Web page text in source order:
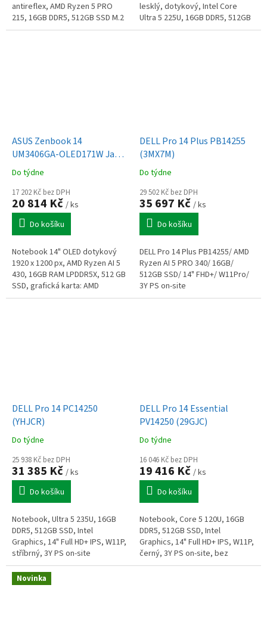
antireflex, AMD Ryzen 5 PRO
215, 16GB DDR5, 512GB SSD M.2
2280 PCIe 4.0x4 NVMe, integr.
lesklý, dotykový, Intel Core
Ultra 5 225U, 16GB DDR5, 512GB
SSD M.2 2242 PCIe 4.0x4 NVMe,
ASUS Zenbook 14
UM3406GA-OLED171W Jade
Black
Do týdne
17 202 Kč bez DPH
20 814 Kč / ks
Do košíku
Notebook 14" OLED dotykový
1920 x 1200 px, AMD Ryzen AI 5
430, 16GB RAM LPDDR5X, 512 GB
SSD, grafická karta: AMD
Radeon 840M Graphics,
DELL Pro 14 Plus PB14255
(3MX7M)
Do týdne
29 502 Kč bez DPH
35 697 Kč / ks
Do košíku
DELL Pro 14 Plus PB14255/ AMD
Ryzen AI 5 PRO 340/ 16GB/
512GB SSD/ 14" FHD+/ W11Pro/
3Y PS on-site
DELL Pro 14 PC14250
(YHJCR)
Do týdne
25 938 Kč bez DPH
31 385 Kč / ks
Do košíku
Notebook, Ultra 5 235U, 16GB
DDR5, 512GB SSD, Intel
Graphics, 14" Full HD+ IPS, W11P,
stříbrný, 3Y PS on-site
DELL Pro 14 Essential
PV14250 (29GJC)
Do týdne
16 046 Kč bez DPH
19 416 Kč / ks
Do košíku
Notebook, Core 5 120U, 16GB
DDR5, 512GB SSD, Intel
Graphics, 14" Full HD+ IPS, W11P,
černý, 3Y PS on-site, bez
adaptéru
Novinka